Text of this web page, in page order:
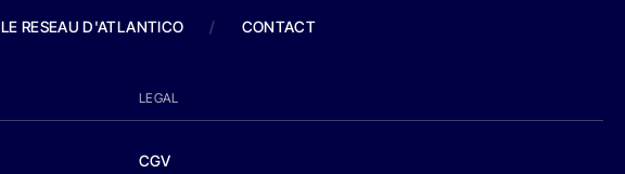
LE RESEAU D'ATLANTICO / CONTACT
LEGAL
CGV